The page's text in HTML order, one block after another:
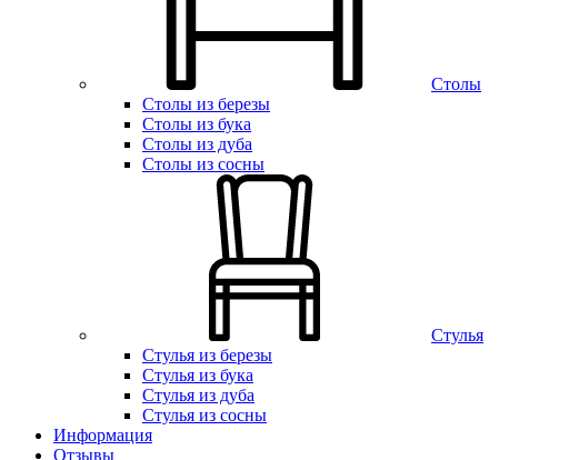
Столы
Столы из березы
Столы из бука
Столы из дуба
Столы из сосны
Стулья
Стулья из березы
Стулья из бука
Стулья из дуба
Стулья из сосны
Информация
Отзывы